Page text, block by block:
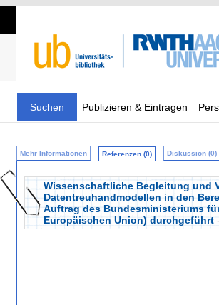
Suchen Publizieren & Eintragen
Mehr Informationen Referenzen (0) Diskussion (0)
Wissenschaftliche Begleitung und
Datentreuhandmodellen in den
Auftrag des Bundesministeriums
Europäischen Union) durchgeführt